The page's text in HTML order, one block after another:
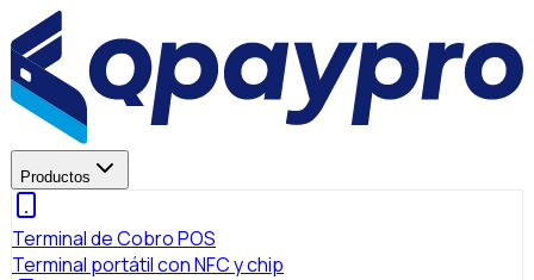
Productos
Terminal de Cobro POS
Terminal portátil con NFC y chip